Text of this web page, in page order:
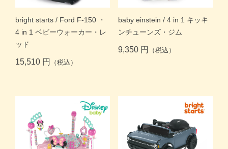
bright starts / Ford F-150 ・
4 in 1 ベビーウォーカー・レ
ッド
15,510 円 （税込）
baby einstein / 4 in 1 キッキ
ンチューンズ・ジム
9,350 円 （税込）